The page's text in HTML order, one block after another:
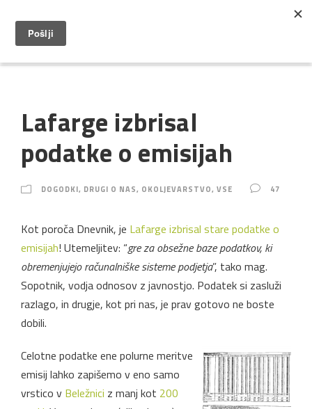
Lafarge izbrisal
podatke o emisijah
DOGODKI, DRUGI O NAS, OKOLJEVARSTVO, VSE 47
Kot poroča Dnevnik, je Lafarge izbrisal stare podatke o
emisijah! Utemeljitev: “gre za obsežne baze podatkov, ki
obremenjujejo računalniške sisteme podjetja”, tako mag.
Sopotnik, vodja odnosov z javnostjo. Podatek si zasluži
razlago, in drugje, kot pri nas, je prav gotovo ne boste
dobili.
Celotne podatke ene polurne meritve
emisij lahko zapišemo v eno samo
vrstico v Beležnici z manj kot 200